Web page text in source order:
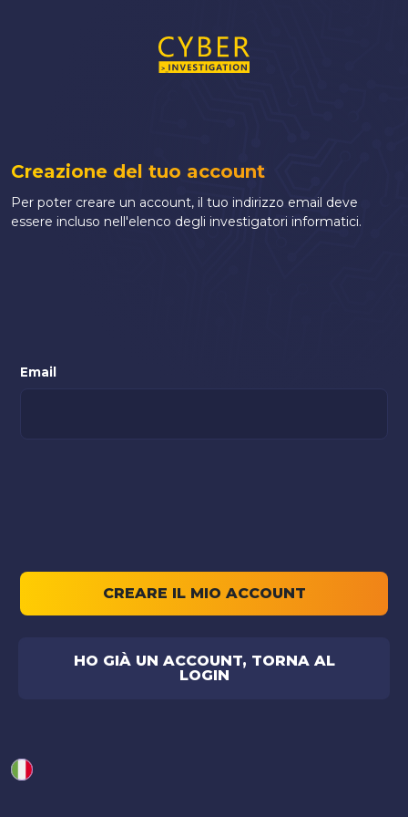
Creazione del tuo account
Per poter creare un account, il tuo indirizzo email deve
essere incluso nell'elenco degli investigatori informatici.
Email
CREARE IL MIO ACCOUNT
HO GIÀ UN ACCOUNT, TORNA AL
LOGIN